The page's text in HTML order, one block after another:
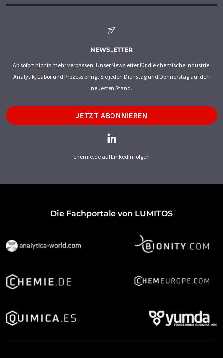
NEWSLETTER
Ab sofort nichts mehr verpassen: Unser Newsletter für die chemische Industrie,
Analytik, Labor und Prozess bringt Sie jeden Dienstag und Donnerstag auf den
neuesten Stand.
JETZT ABONNIEREN
chemie.de auf LinkedIn folgen
Die Fachportale von LUMITOS